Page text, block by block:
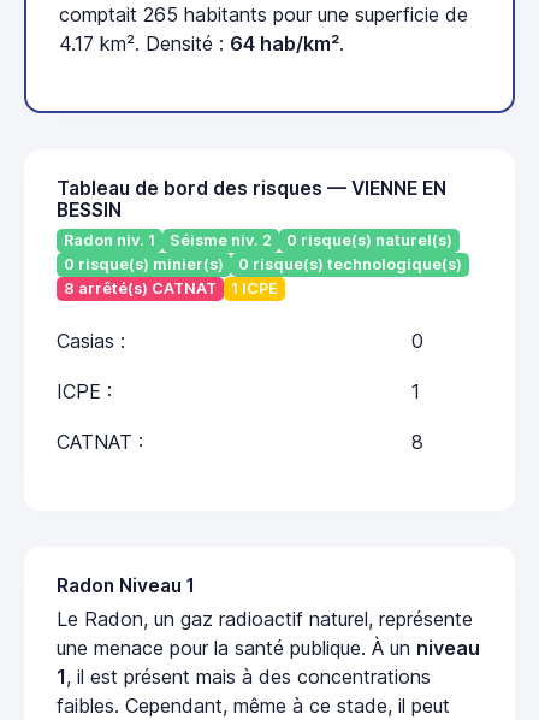
comptait 265 habitants pour une superficie de
4.17 km². Densité : 64 hab/km².
Tableau de bord des risques — VIENNE EN
BESSIN
Radon niv. 1 Séisme niv. 2
0 risque(s) naturel(s)
0 risque(s) minier(s)
0 risque(s) technologique(s)
8 arrêté(s) CATNAT
1 ICPE
Casias : 0
ICPE : 1
CATNAT : 8
Radon Niveau 1
Le Radon, un gaz radioactif naturel, représente
une menace pour la santé publique. À un niveau
1, il est présent mais à des concentrations
faibles. Cependant, même à ce stade, il peut